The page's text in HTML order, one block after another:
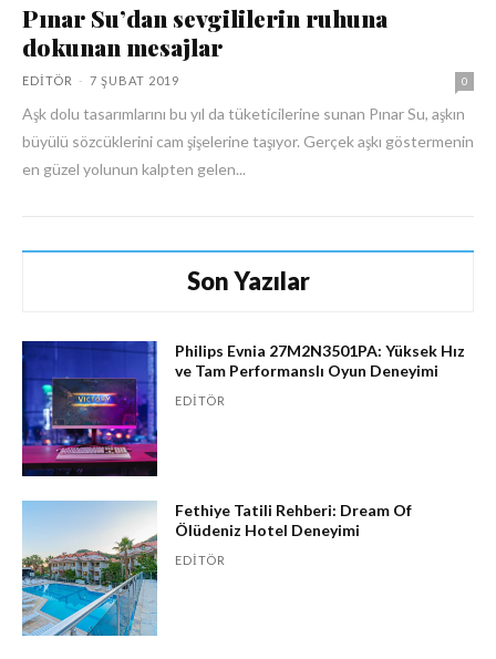
Pınar Su’dan sevgililerin ruhuna
dokunan mesajlar
EDITÖR - 7 ŞUBAT 2019 0
Aşk dolu tasarımlarını bu yıl da tüketicilerine sunan Pınar Su, aşkın
büyülü sözcüklerini cam şişelerine taşıyor. Gerçek aşkı göstermenin
en güzel yolunun kalpten gelen...
Son Yazılar
Philips Evnia 27M2N3501PA: Yüksek Hız
ve Tam Performanslı Oyun Deneyimi
EDITÖR
Fethiye Tatili Rehberi: Dream Of
Ölüdeniz Hotel Deneyimi
EDITÖR